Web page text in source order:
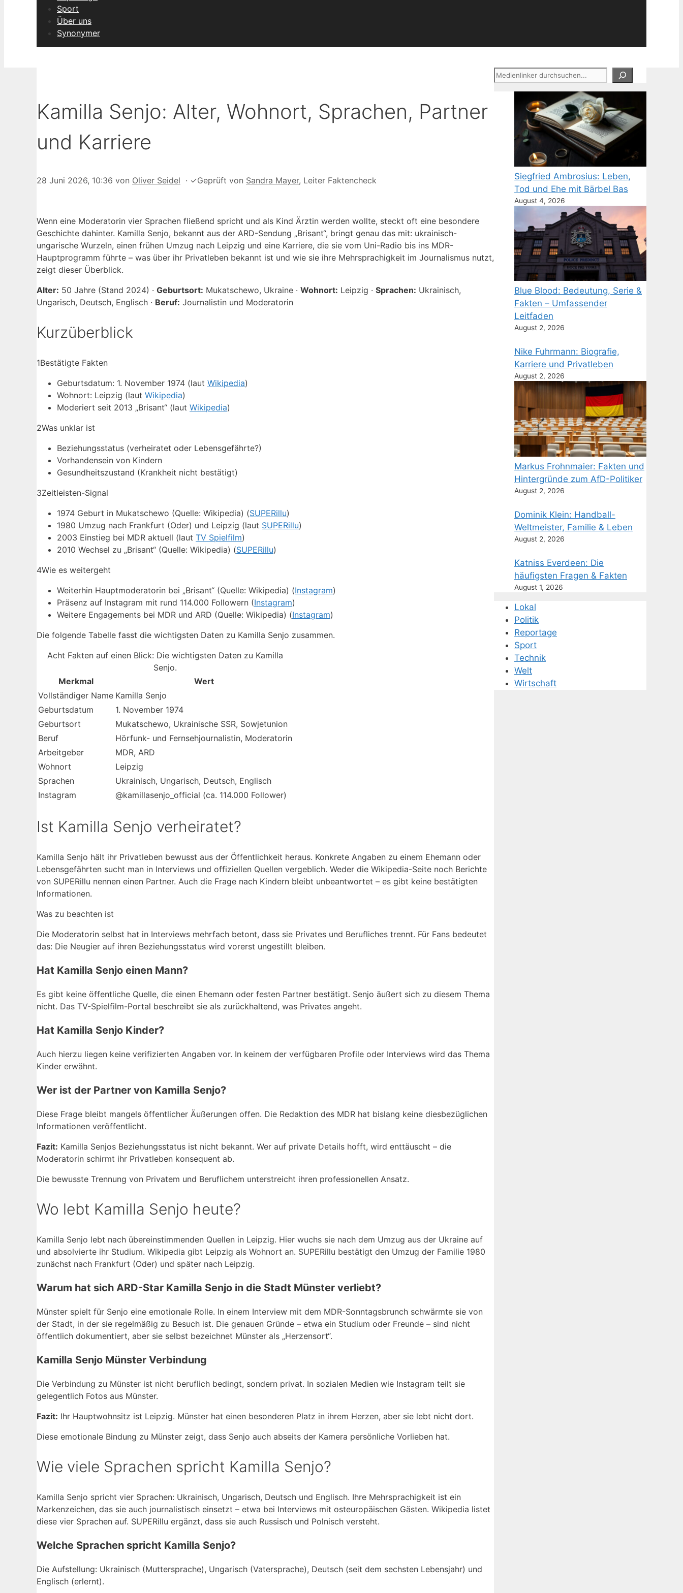
Sport
Über uns
Synonymer
Kamilla Senjo: Alter, Wohnort, Sprachen, Partner
und Karriere
28 Juni 2026, 10:36 von Oliver Seidel · ✓Geprüft von Sandra Mayer, Leiter Faktencheck
Wenn eine Moderatorin vier Sprachen fließend spricht und als Kind Ärztin werden wollte, steckt oft eine besondere
Geschichte dahinter. Kamilla Senjo, bekannt aus der ARD-Sendung „Brisant“, bringt genau das mit: ukrainisch-
ungarische Wurzeln, einen frühen Umzug nach Leipzig und eine Karriere, die sie vom Uni-Radio bis ins MDR-
Hauptprogramm führte – was über ihr Privatleben bekannt ist und wie sie ihre Mehrsprachigkeit im Journalismus nutzt,
zeigt dieser Überblick.
Alter: 50 Jahre (Stand 2024) · Geburtsort: Mukatschewo, Ukraine · Wohnort: Leipzig · Sprachen: Ukrainisch,
Ungarisch, Deutsch, Englisch · Beruf: Journalistin und Moderatorin
Kurzüberblick
1Bestätigte Fakten
Geburtsdatum: 1. November 1974 (laut Wikipedia)
Wohnort: Leipzig (laut Wikipedia)
Moderiert seit 2013 „Brisant“ (laut Wikipedia)
2Was unklar ist
Beziehungsstatus (verheiratet oder Lebensgefährte?)
Vorhandensein von Kindern
Gesundheitszustand (Krankheit nicht bestätigt)
3Zeitleisten-Signal
1974 Geburt in Mukatschewo (Quelle: Wikipedia) (SUPERillu)
1980 Umzug nach Frankfurt (Oder) und Leipzig (laut SUPERillu)
2003 Einstieg bei MDR aktuell (laut TV Spielfilm)
2010 Wechsel zu „Brisant“ (Quelle: Wikipedia) (SUPERillu)
4Wie es weitergeht
Weiterhin Hauptmoderatorin bei „Brisant“ (Quelle: Wikipedia) (Instagram)
Präsenz auf Instagram mit rund 114.000 Followern (Instagram)
Weitere Engagements bei MDR und ARD (Quelle: Wikipedia) (Instagram)
Die folgende Tabelle fasst die wichtigsten Daten zu Kamilla Senjo zusammen.
Acht Fakten auf einen Blick: Die wichtigsten Daten zu Kamilla
Senjo.
Merkmal
Wert
Vollständiger Name Kamilla Senjo
Geburtsdatum
1. November 1974
Geburtsort
Mukatschewo, Ukrainische SSR, Sowjetunion
Beruf
Hörfunk- und Fernsehjournalistin, Moderatorin
Arbeitgeber
MDR, ARD
Wohnort
Leipzig
Sprachen
Ukrainisch, Ungarisch, Deutsch, Englisch
Instagram
@kamillasenjo_official (ca. 114.000 Follower)
Ist Kamilla Senjo verheiratet?
Kamilla Senjo hält ihr Privatleben bewusst aus der Öffentlichkeit heraus. Konkrete Angaben zu einem Ehemann oder
Lebensgefährten sucht man in Interviews und offiziellen Quellen vergeblich. Weder die Wikipedia-Seite noch Berichte
von SUPERillu nennen einen Partner. Auch die Frage nach Kindern bleibt unbeantwortet – es gibt keine bestätigten
Informationen.
Was zu beachten ist
Die Moderatorin selbst hat in Interviews mehrfach betont, dass sie Privates und Berufliches trennt. Für Fans bedeutet
das: Die Neugier auf ihren Beziehungsstatus wird vorerst ungestillt bleiben.
Hat Kamilla Senjo einen Mann?
Es gibt keine öffentliche Quelle, die einen Ehemann oder festen Partner bestätigt. Senjo äußert sich zu diesem Thema
nicht. Das TV-Spielfilm-Portal beschreibt sie als zurückhaltend, was Privates angeht.
Hat Kamilla Senjo Kinder?
Auch hierzu liegen keine verifizierten Angaben vor. In keinem der verfügbaren Profile oder Interviews wird das Thema
Kinder erwähnt.
Wer ist der Partner von Kamilla Senjo?
Diese Frage bleibt mangels öffentlicher Äußerungen offen. Die Redaktion des MDR hat bislang keine diesbezüglichen
Informationen veröffentlicht.
Fazit: Kamilla Senjos Beziehungsstatus ist nicht bekannt. Wer auf private Details hofft, wird enttäuscht – die
Moderatorin schirmt ihr Privatleben konsequent ab.
Die bewusste Trennung von Privatem und Beruflichem unterstreicht ihren professionellen Ansatz.
Wo lebt Kamilla Senjo heute?
Kamilla Senjo lebt nach übereinstimmenden Quellen in Leipzig. Hier wuchs sie nach dem Umzug aus der Ukraine auf
und absolvierte ihr Studium. Wikipedia gibt Leipzig als Wohnort an. SUPERillu bestätigt den Umzug der Familie 1980
zunächst nach Frankfurt (Oder) und später nach Leipzig.
Warum hat sich ARD-Star Kamilla Senjo in die Stadt Münster verliebt?
Münster spielt für Senjo eine emotionale Rolle. In einem Interview mit dem MDR-Sonntagsbrunch schwärmte sie von
der Stadt, in der sie regelmäßig zu Besuch ist. Die genauen Gründe – etwa ein Studium oder Freunde – sind nicht
öffentlich dokumentiert, aber sie selbst bezeichnet Münster als „Herzensort“.
Kamilla Senjo Münster Verbindung
Die Verbindung zu Münster ist nicht beruflich bedingt, sondern privat. In sozialen Medien wie Instagram teilt sie
gelegentlich Fotos aus Münster.
Fazit: Ihr Hauptwohnsitz ist Leipzig. Münster hat einen besonderen Platz in ihrem Herzen, aber sie lebt nicht dort.
Diese emotionale Bindung zu Münster zeigt, dass Senjo auch abseits der Kamera persönliche Vorlieben hat.
Wie viele Sprachen spricht Kamilla Senjo?
Kamilla Senjo spricht vier Sprachen: Ukrainisch, Ungarisch, Deutsch und Englisch. Ihre Mehrsprachigkeit ist ein
Markenzeichen, das sie auch journalistisch einsetzt – etwa bei Interviews mit osteuropäischen Gästen. Wikipedia listet
diese vier Sprachen auf. SUPERillu ergänzt, dass sie auch Russisch und Polnisch versteht.
Welche Sprachen spricht Kamilla Senjo?
Die Aufstellung: Ukrainisch (Muttersprache), Ungarisch (Vatersprache), Deutsch (seit dem sechsten Lebensjahr) und
Englisch (erlernt).
Suchen
Siegfried Ambrosius: Leben,
Tod und Ehe mit Bärbel Bas
August 4, 2026
Blue Blood: Bedeutung, Serie &
Fakten – Umfassender
Leitfaden
August 2, 2026
Nike Fuhrmann: Biografie,
Karriere und Privatleben
August 2, 2026
Markus Frohnmaier: Fakten und
Hintergründe zum AfD-Politiker
August 2, 2026
Dominik Klein: Handball-
Weltmeister, Familie & Leben
August 2, 2026
Katniss Everdeen: Die
häufigsten Fragen & Fakten
August 1, 2026
Lokal
Politik
Reportage
Sport
Technik
Welt
Wirtschaft